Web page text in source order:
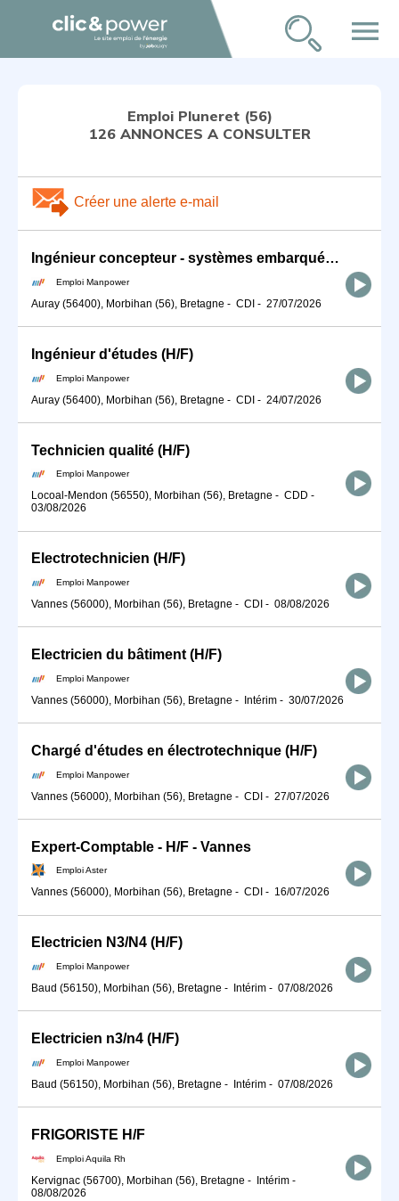
menu
Emploi Pluneret (56)
126 ANNONCES A CONSULTER
Créer une alerte e-mail
Ingénieur concepteur - systèmes embarqués (H/F)
Emploi Manpower
Auray (56400), Morbihan (56), Bretagne - CDI - 27/07/2026
Ingénieur d'études (H/F)
Emploi Manpower
Auray (56400), Morbihan (56), Bretagne - CDI - 24/07/2026
Technicien qualité (H/F)
Emploi Manpower
Locoal-Mendon (56550), Morbihan (56), Bretagne - CDD -
03/08/2026
Electrotechnicien (H/F)
Emploi Manpower
Vannes (56000), Morbihan (56), Bretagne - CDI - 08/08/2026
Electricien du bâtiment (H/F)
Emploi Manpower
Vannes (56000), Morbihan (56), Bretagne - Intérim - 30/07/2026
Chargé d'études en électrotechnique (H/F)
Emploi Manpower
Vannes (56000), Morbihan (56), Bretagne - CDI - 27/07/2026
Expert-Comptable - H/F - Vannes
Emploi Aster
Vannes (56000), Morbihan (56), Bretagne - CDI - 16/07/2026
Electricien N3/N4 (H/F)
Emploi Manpower
Baud (56150), Morbihan (56), Bretagne - Intérim - 07/08/2026
Electricien n3/n4 (H/F)
Emploi Manpower
Baud (56150), Morbihan (56), Bretagne - Intérim - 07/08/2026
FRIGORISTE H/F
Emploi Aquila Rh
Kervignac (56700), Morbihan (56), Bretagne - Intérim -
08/08/2026